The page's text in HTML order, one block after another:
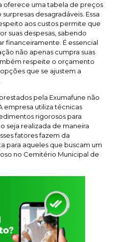
oferece uma tabela de preços
desagradáveis. Essa
aos custos permite que
suas despesas, sabendo
financeiramente. É essencial
não apenas cumpra suas
respeite o orçamento
que se ajustem a
pela Exumafune não
empresa utiliza técnicas
rigorosos para
seja realizada de maneira
fatores fazem da
para aqueles que buscam um
no Cemitério Municipal de